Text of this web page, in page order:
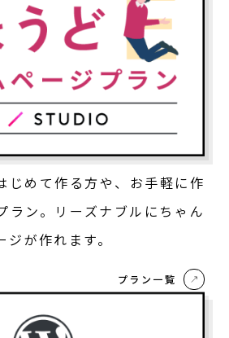
じめて作る方や、お手軽に作
ラン。リーズナブルにちゃん
が作れます。
プラン一覧